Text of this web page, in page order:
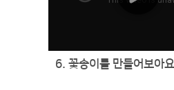
6. 꽃송이를 만들어보아요